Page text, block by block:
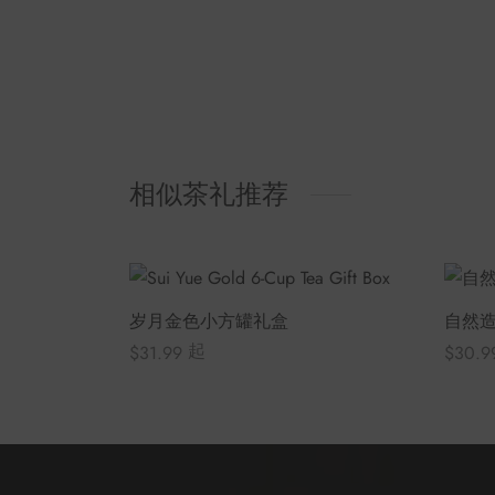
相似茶礼推荐
岁月金色小方罐礼盒
$31.99 起
自然
$